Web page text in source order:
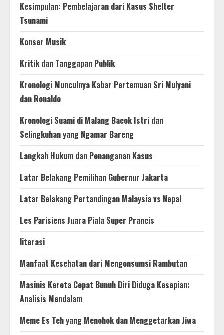
Kesimpulan: Pembelajaran dari Kasus Shelter
Tsunami
Konser Musik
Kritik dan Tanggapan Publik
Kronologi Munculnya Kabar Pertemuan Sri Mulyani
dan Ronaldo
Kronologi Suami di Malang Bacok Istri dan
Selingkuhan yang Ngamar Bareng
Langkah Hukum dan Penanganan Kasus
Latar Belakang Pemilihan Gubernur Jakarta
Latar Belakang Pertandingan Malaysia vs Nepal
Les Parisiens Juara Piala Super Prancis
literasi
Manfaat Kesehatan dari Mengonsumsi Rambutan
Masinis Kereta Cepat Bunuh Diri Diduga Kesepian:
Analisis Mendalam
Meme Es Teh yang Menohok dan Menggetarkan Jiwa